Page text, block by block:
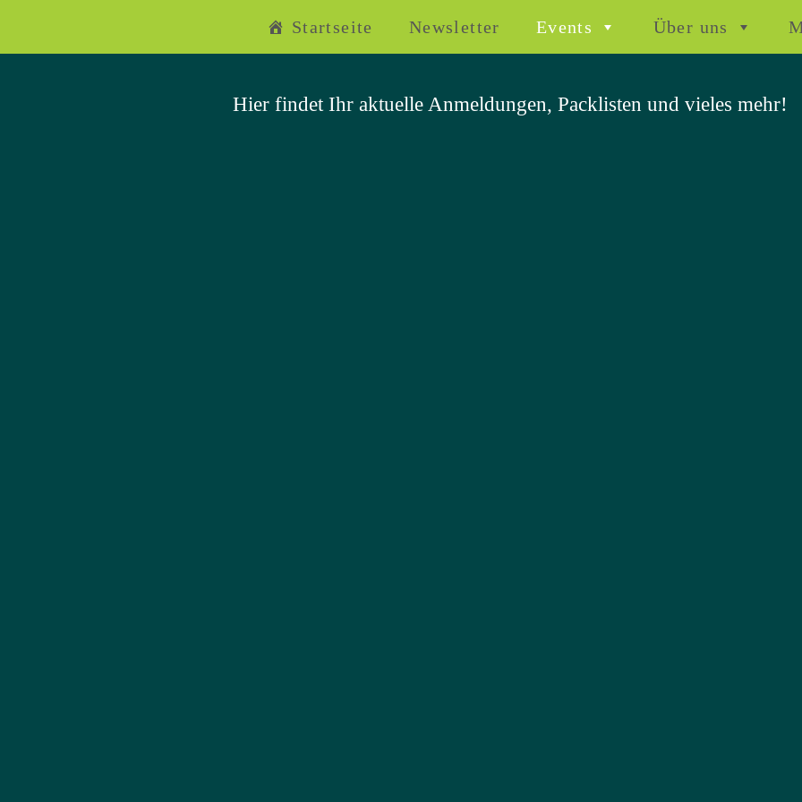
Startseite Newsletter Events Über uns
Hier findet Ihr aktuelle Anmeldungen, Packlisten und vieles mehr!